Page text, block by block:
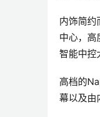
内饰简约
中心，高
智能中控
高档的
幕以及由